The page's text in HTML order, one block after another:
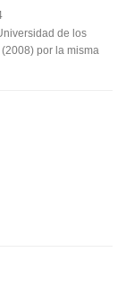
ayudó
de los
por la misma